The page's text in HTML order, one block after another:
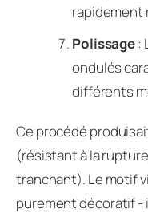
rapidement
Polissage:
ondulés
différents
Ce procédé
(résistant à la
tranchant). Le motif
purement décoratif -